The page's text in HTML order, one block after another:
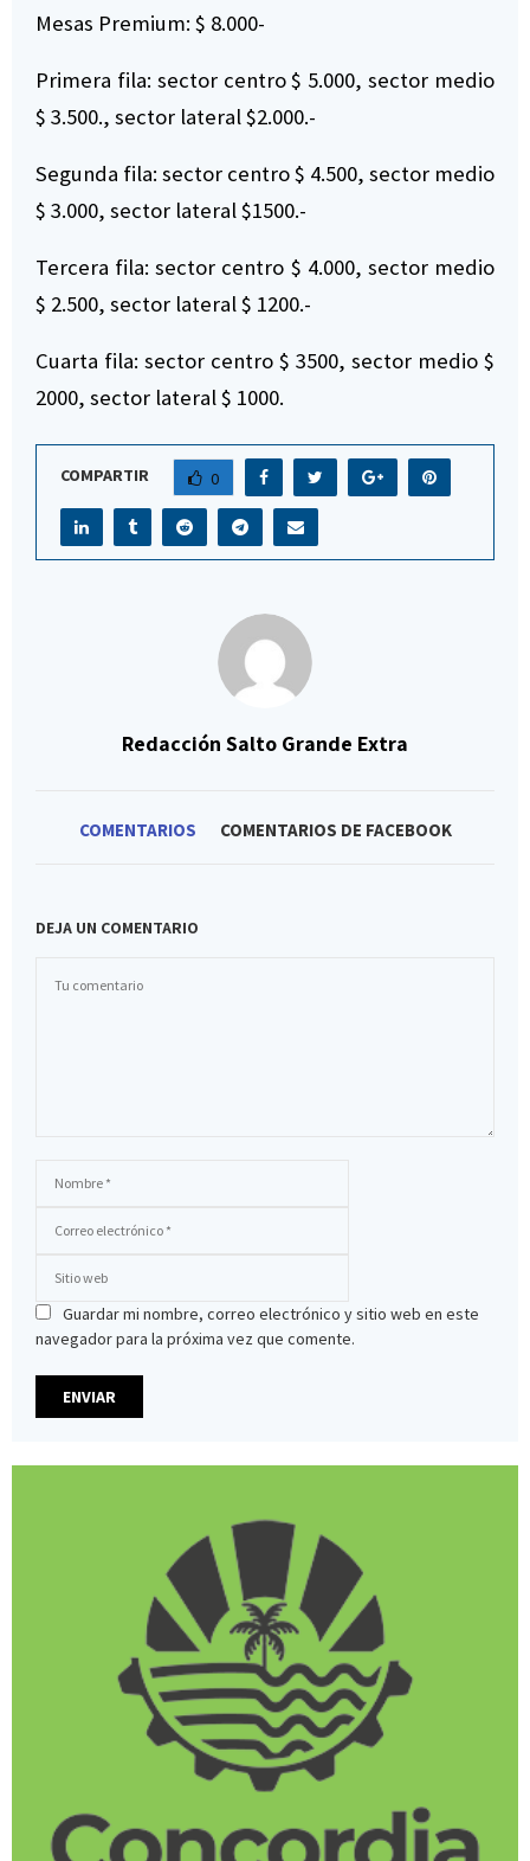
Mesas Premium: $ 8.000-
Primera fila: sector centro $ 5.000, sector medio
$ 3.500., sector lateral $2.000.-
Segunda fila: sector centro $ 4.500, sector medio
$ 3.000, sector lateral $1500.-
Tercera fila: sector centro $ 4.000, sector medio
$ 2.500, sector lateral $ 1200.-
Cuarta fila: sector centro $ 3500, sector medio $
2000, sector lateral $ 1000.
COMPARTIR 0
Redacción Salto Grande Extra
COMENTARIOS COMENTARIOS DE FACEBOOK
DEJA UN COMENTARIO
Guardar mi nombre, correo electrónico y sitio web en este
navegador para la próxima vez que comente.